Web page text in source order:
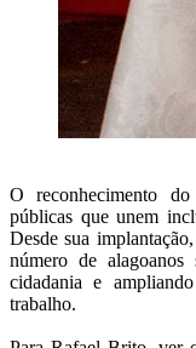
O reconhecimento
públicas que unem
Desde sua
número de alagoanos
cidadania e
trabalho.